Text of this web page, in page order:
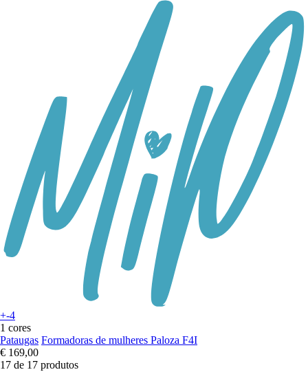
+-4
1 cores
Pataugas Formadoras de mulheres Paloza F4I
€ 169,00
17 de 17 produtos